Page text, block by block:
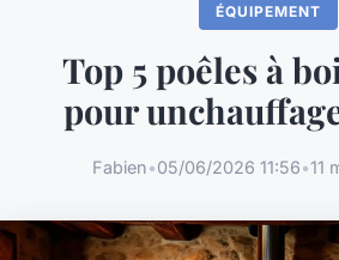
ÉQUIPEMENT
Top 5 poêles à
pour
Fabien•05/06/2026 11:56•11